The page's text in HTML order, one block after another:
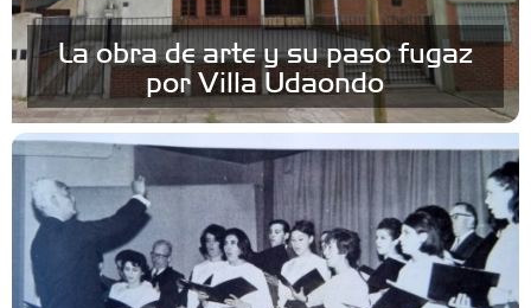
La obra de arte y su paso fugaz
por Villa Udaondo